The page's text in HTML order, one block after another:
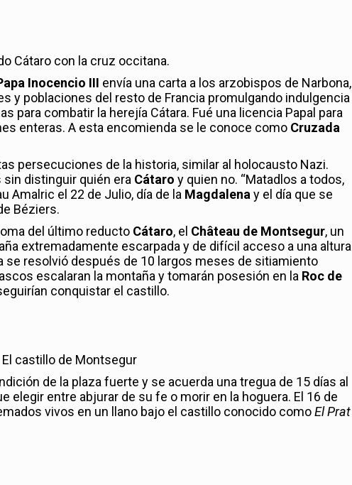
Cátaro con la cruz occitana.
Inocencio III envía una carta a los arzobispos de Narbona,
y poblaciones del resto de Francia promulgando indulgencia
para combatir la herejía Cátara. Fué una licencia Papal para
enteras. A esta encomienda se le conoce como Cruzada
persecuciones de la historia, similar al holocausto Nazi.
distinguir quién era Cátaro y quien no. “Matadlos a todos,
Amalric el 22 de Julio, día de la Magdalena y el día que se
Béziers.
del último reducto Cátaro, el Château de Montsegur, un
extremadamente escarpada y de difícil acceso a una altura
se resolvió después de 10 largos meses de sitiamiento
escalaran la montaña y tomarán posesión en la Roc de
conquistar el castillo.
El castillo de Montsegur
de la plaza fuerte y se acuerda una tregua de 15 días al
elegir entre abjurar de su fe o morir en la hoguera. El 16 de
vivos en un llano bajo el castillo conocido comoEl Prat